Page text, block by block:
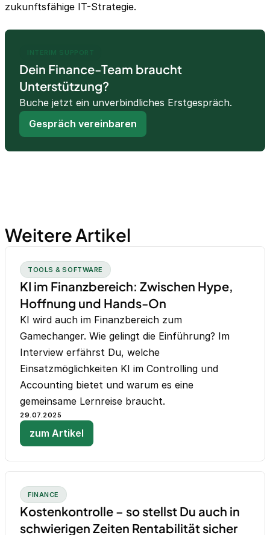
zukunftsfähige IT-Strategie.
INTERIM SUPPORT
Dein Finance-Team braucht
Unterstützung?
Buche jetzt ein unverbindliches Erstgespräch.
Gespräch vereinbaren
Weitere Artikel
TOOLS & SOFTWARE
KI im Finanzbereich: Zwischen Hype,
Hoffnung und Hands-On
KI wird auch im Finanzbereich zum
Gamechanger. Wie gelingt die Einführung? Im
Interview erfährst Du, welche
Einsatzmöglichkeiten KI im Controlling und
Accounting bietet und warum es eine
gemeinsame Lernreise braucht.
29.07.2025
zum Artikel
FINANCE
Kostenkontrolle – so stellst Du auch in
schwierigen Zeiten Rentabilität sicher